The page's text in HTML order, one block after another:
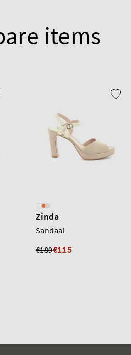
items
Zinda
Sandaal
€189€115